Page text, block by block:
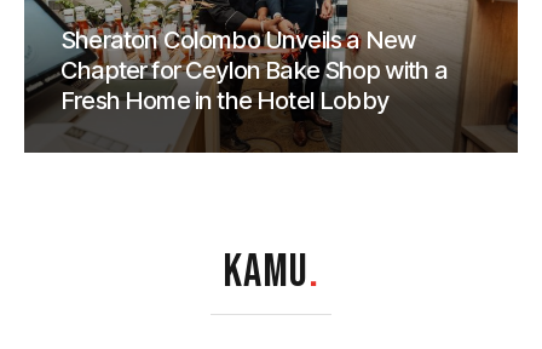
Sheraton Colombo Unveils a New
Chapter for Ceylon Bake Shop with a
Fresh Home in the Hotel Lobby
KAMU.